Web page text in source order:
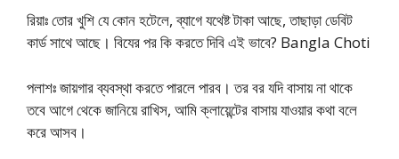
রিয়াঃ তোর খুশি যে কোন হটেলে, ব্যাগে যথেষ্ট টাকা আছে, তাছাড়া ডেবিট
কার্ড সাথে আছে। বিযের পর কি করতে দিবি এই ভাবে? Bangla Choti
পলাশঃ জায়গার ব্যবস্থা করতে পারলে পারব। তর বর যদি বাসায় না থাকে
তবে আগে থেকে জানিয়ে রাখিস, আমি ক্লায়েন্টের বাসায় যাওয়ার কথা বলে
করে আসব।